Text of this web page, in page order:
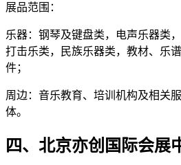
展品范围：
乐器：钢琴及键盘类，电声乐器类
打击乐类，民族乐器类，教材、乐
件；
周边：音乐教育、培训机构及相关
体。
四、北京亦创国际会展